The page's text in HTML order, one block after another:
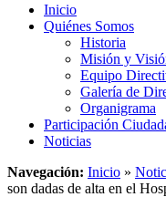
Inicio
Quiénes Somos
Historia
Misión y
Equipo
Galería de
Organigrama
Participación
Noticias
Navegación: Inicio »
son dadas de alta en el